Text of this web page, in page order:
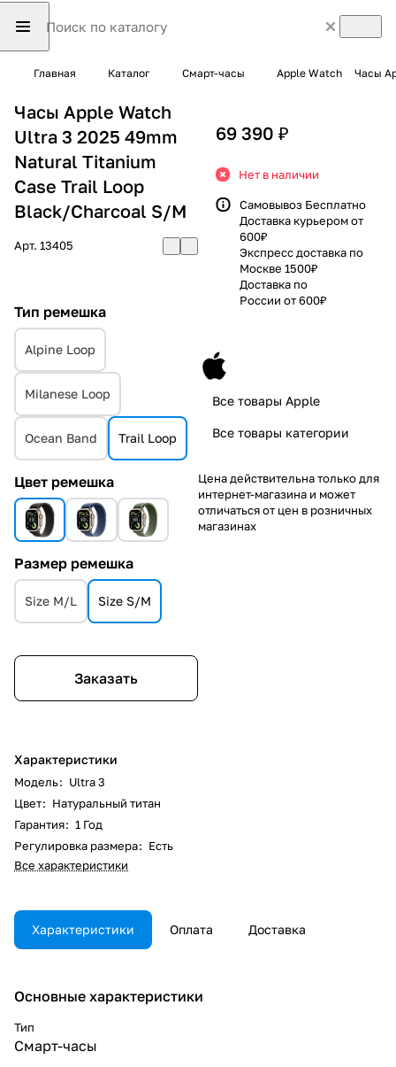
Главная Каталог Смарт-часы Apple Watch Часы
Часы Apple Watch
Ultra 3 2025 49mm
Natural Titanium
Case Trail Loop
Black/Charcoal S/M
Арт. 13405
Тип ремешка
Alpine Loop
Milanese Loop
Ocean Band Trail Loop
Цвет ремешка
Размер ремешка
Size M/L Size S/M
Заказать
Характеристики
Модель: Ultra 3
Цвет: Натуральный титан
Гарантия: 1 Год
Регулировка размера: Есть
Все характеристики
69 390 ₽
Нет в наличии
Самовывоз Бесплатно
Доставка курьером от
600₽
Экспресс доставка по
Москве 1500₽
Доставка по
России от 600₽
Все товары Apple
Все товары категории
Цена действительна только для
интернет-магазина и может
отличаться от цен в розничных
магазинах
Характеристики Оплата Доставка
Основные характеристики
Тип
Смарт-часы